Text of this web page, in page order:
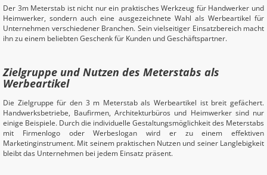
Der 3m Meterstab ist nicht nur ein praktisches Werkzeug für Handwerker und
Heimwerker, sondern auch eine ausgezeichnete Wahl als Werbeartikel für
Unternehmen verschiedener Branchen. Sein vielseitiger Einsatzbereich macht
ihn zu einem beliebten Geschenk für Kunden und Geschäftspartner.
Zielgruppe und Nutzen des Meterstabs als
Werbeartikel
Die Zielgruppe für den 3 m Meterstab als Werbeartikel ist breit gefächert.
Handwerksbetriebe, Baufirmen, Architekturbüros und Heimwerker sind nur
einige Beispiele. Durch die individuelle Gestaltungsmöglichkeit des Meterstabs
mit Firmenlogo oder Werbeslogan wird er zu einem effektiven
Marketinginstrument. Mit seinem praktischen Nutzen und seiner Langlebigkeit
bleibt das Unternehmen bei jedem Einsatz präsent.